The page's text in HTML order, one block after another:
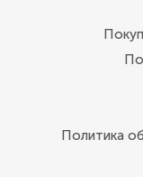
Политика